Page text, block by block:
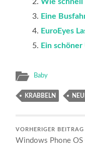
Eine
EuroEyes
Ein
Baby
KRABBELN
VORHERIGER BEITRAG
Windows Phone OS